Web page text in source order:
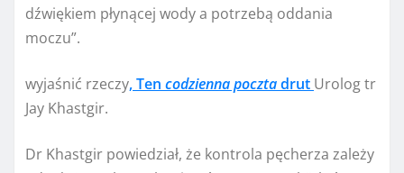
dźwiękiem płynącej wody a potrzebą oddania
moczu”.
wyjaśnić rzeczy, Ten codzienna pocztadrut Urolog tr
Jay Khastgir.
Dr Khastgir powiedział, że kontrola pęcherza zależy